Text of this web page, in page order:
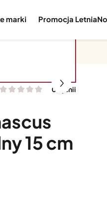
marki Promocja Letnia
0 opinii
15 cm